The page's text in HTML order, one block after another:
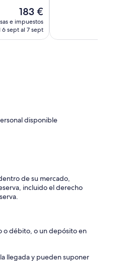
El
precio
actual
183 €
e impuestos
6 sept al 7 sept
disponible
de su mercado,
incluido el derecho
o débito, o un depósito en
llegada y pueden suponer